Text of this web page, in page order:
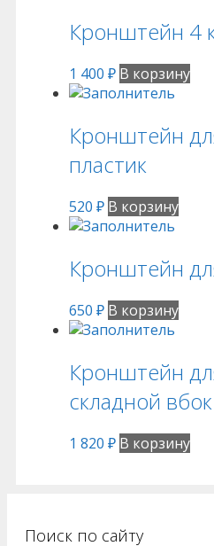
Кронштейн 4
1 400 ₽ В корзину
Кронштейн
пластик
520 ₽ В корзину
Кронштейн
650 ₽ В корзину
Кронштейн
складной вбок
1 820 ₽ В корзину
Поиск по сайту